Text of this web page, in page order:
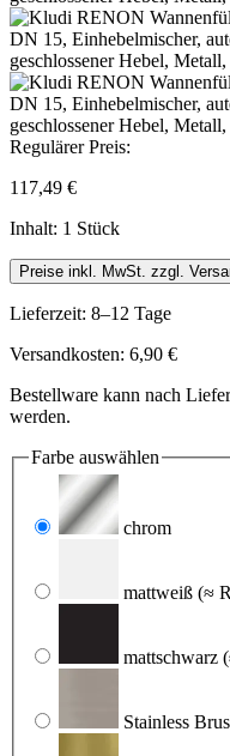
Regulärer Preis:
117,49 €
Inhalt: 1 Stück
Preise inkl. MwSt. zzgl.
Lieferzeit: 8–12 Tage
Versandkosten: 6,90 €
Bestellware kann nach
werden.
Farbe auswählen
chrom
mattweiß (≈
mattschwarz
Stainless